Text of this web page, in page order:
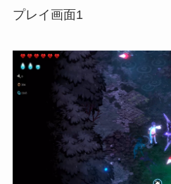
プレイ画面1